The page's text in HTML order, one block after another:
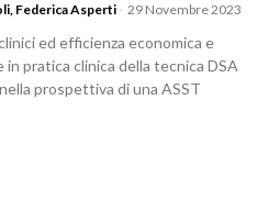
, Federica Asperti - 29 Novembre 2023
ed efficienza economica e
in pratica clinica della tecnica DSA
prospettiva di una ASST